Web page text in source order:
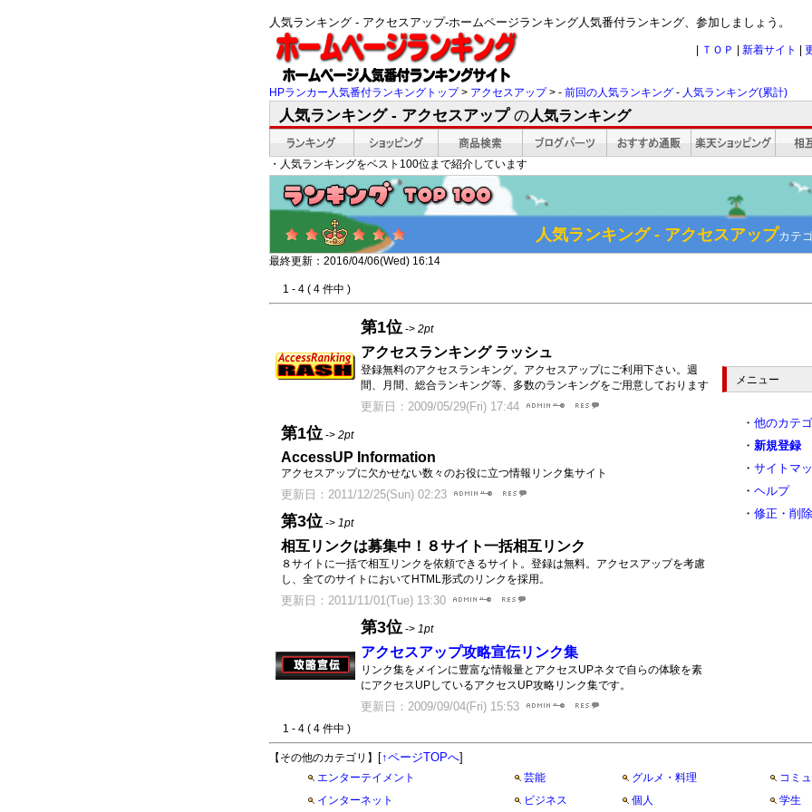
人気ランキング - アクセスアップ-ホームページランキング人気番付ランキング、参加しましょう。
ＴＯＰ 新着サイト
HPランカー人気番付ランキングトップ> アクセスアップ> - 前回の人気ランキング - 人気ランキング(累計)
人気ランキング - アクセスアップの人気ランキング
・人気ランキングをベスト100位まで紹介しています
人気ランキング - アクセスアップカテ
最終更新：2016/04/06(Wed) 16:14
1 - 4 ( 4 件中 )
第1位 -> 2pt
アクセスランキング ラッシュ
登録無料のアクセスランキング。アクセスアップにご利用下さい。週
間、月間、総合ランキング等、多数のランキングをご用意しております
更新日：2009/05/29(Fri) 17:44
第1位 -> 2pt
AccessUP Information
アクセスアップに欠かせない数々のお役に立つ情報リンク集サイト
更新日：2011/12/25(Sun) 02:23
第3位 -> 1pt
相互リンクは募集中！８サイト一括相互リンク
８サイトに一括で相互リンクを依頼できるサイト。登録は無料。アクセスアップを考慮
し、全てのサイトにおいてHTML形式のリンクを採用。
更新日：2011/11/01(Tue) 13:30
第3位 -> 1pt
アクセスアップ攻略宣伝リンク集
リンク集をメインに豊富な情報量とアクセスUPネタで自らの体験を素
にアクセスUPしているアクセスUP攻略リンク集です。
更新日：2009/09/04(Fri) 15:53
メニュー
・ 他のカテ
・ 新規登録
・ サイトマ
・ ヘルプ
・ 修正・削除
1 - 4 ( 4 件中 )
【その他のカテゴリ】 [↑ページTOPへ]
エンターテイメント 芸能 グルメ・料理
コミ
インターネット
ビジネス 個人 学生